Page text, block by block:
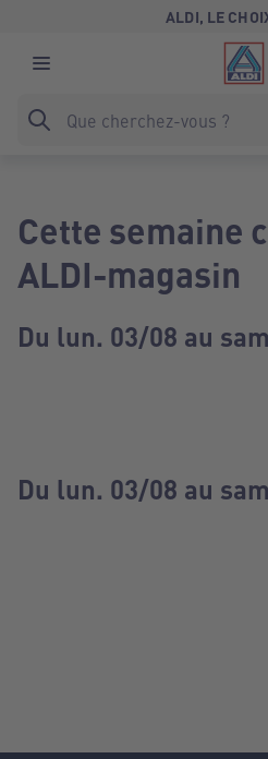
ALDI, LE
Cette semaine
ALDI-magasin
Du lun. 03/08 au
Du lun. 03/08 au